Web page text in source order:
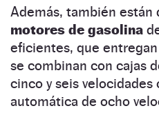
Además, también están
motores de gasolina
eficientes, que entregan
se combinan con cajas
cinco y seis velocidades
automática de ocho